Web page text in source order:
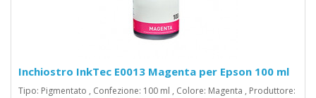
Inchiostro InkTec E0013 Magenta per Epson 100 ml
Tipo: Pigmentato , Confezione: 100 ml , Colore: Magenta , Produttore: